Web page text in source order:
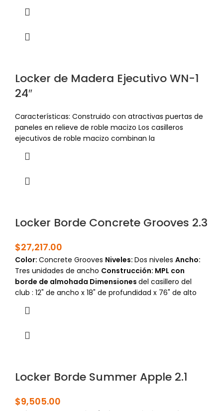
Locker de Madera Ejecutivo WN-1
24″
Características: Construido con atractivas puertas de
paneles en relieve de roble macizo Los casilleros
ejecutivos de roble macizo combinan la
Locker Borde Concrete Grooves 2.3
$27,217.00
Color: Concrete Grooves Niveles: Dos niveles Ancho:
Tres unidades de ancho Construcción: MPL con
borde de almohada Dimensiones del casillero del
club : 12" de ancho x 18" de profundidad x 76" de alto
Locker Borde Summer Apple 2.1
$9,505.00